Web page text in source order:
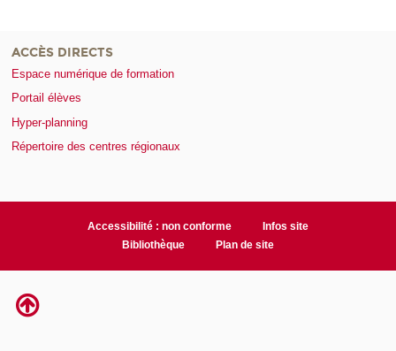
ACCÈS DIRECTS
Espace numérique de formation
Portail élèves
Hyper-planning
Répertoire des centres régionaux
Accessibilité : non conforme
Infos site
Bibliothèque
Plan de site